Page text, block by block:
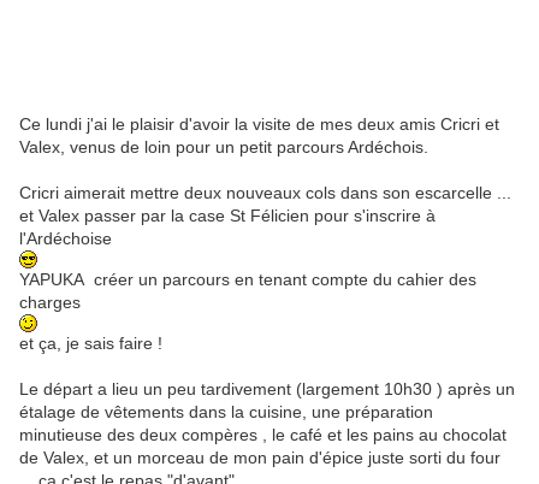
Ce lundi j'ai le plaisir d'avoir la visite de mes deux amis Cricri et
Valex, venus de loin pour un petit parcours Ardéchois.
Cricri aimerait mettre deux nouveaux cols dans son escarcelle ...
et Valex passer par la case St Félicien pour s'inscrire à
l'Ardéchoise
YAPUKA créer un parcours en tenant compte du cahier des
charges
et ça, je sais faire !
Le départ a lieu un peu tardivement (largement 10h30 ) après un
étalage de vêtements dans la cuisine, une préparation
minutieuse des deux compères , le café et les pains au chocolat
de Valex, et un morceau de mon pain d'épice juste sorti du four